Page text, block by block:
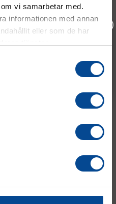
vi samarbetar med.
informationen med annan
eller som de har